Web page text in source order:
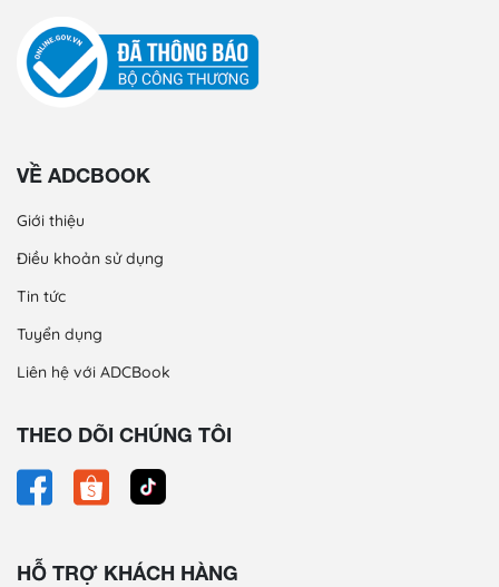
VỀ ADCBOOK
Giới thiệu
Điều khoản sử dụng
Tin tức
Tuyển dụng
Liên hệ với ADCBook
THEO DÕI CHÚNG TÔI
HỖ TRỢ KHÁCH HÀNG